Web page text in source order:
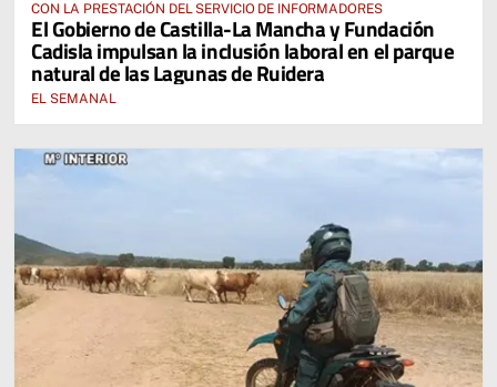
CON LA PRESTACIÓN DEL SERVICIO DE INFORMADORES
El Gobierno de Castilla-La Mancha y Fundación
Cadisla impulsan la inclusión laboral en el parque
natural de las Lagunas de Ruidera
EL SEMANAL